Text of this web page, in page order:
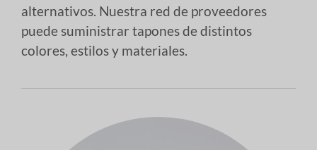
alternativos. Nuestra red de proveedores
puede suministrar tapones de distintos
colores, estilos y materiales.